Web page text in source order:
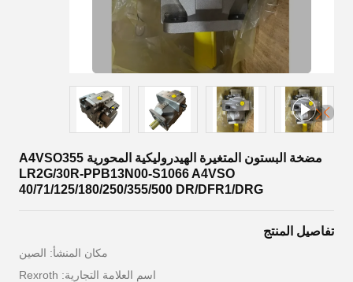
مضخة البستون المتغيرة الهيدروليكية المحورية A4VSO355
LR2G/30R-PPB13N00-S1066 A4VSO
40/71/125/180/250/355/500 DR/DFR1/DRG
تفاصيل المنتج
مكان المنشأ: الصين
اسم العلامة التجارية: Rexroth